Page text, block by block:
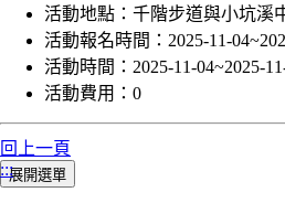
活動地點： 千階步道與小坑溪
活動報名時間： 2025-11-
活動時間： 2025-11-04~2025-
活動費用： 0
回上一頁
:::展開選單